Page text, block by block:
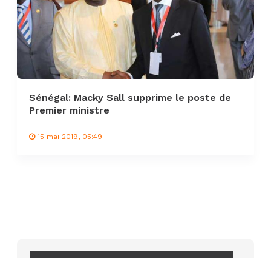
Sénégal: Macky Sall supprime le poste de
Premier ministre
15 mai 2019, 05:49